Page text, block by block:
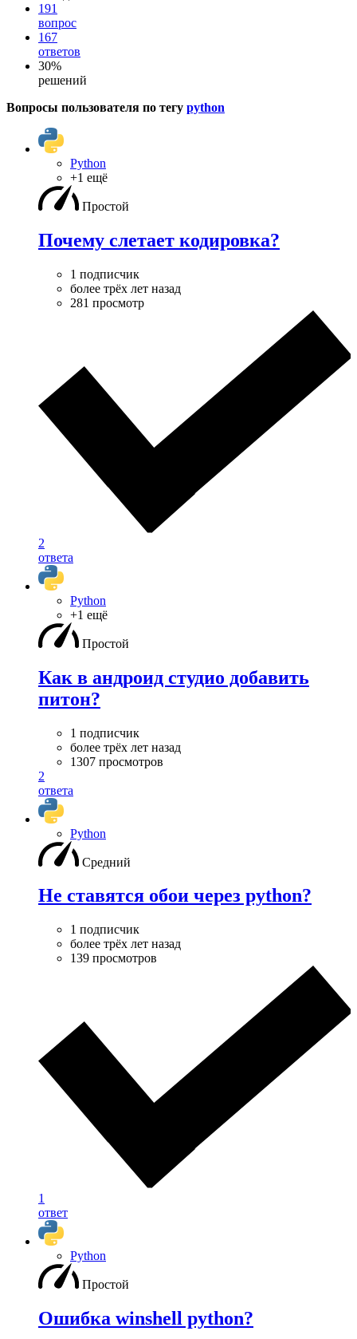
191
вопрос
167
ответов
30%
решений
Вопросы пользователя по тегу python
Python
+1 ещё
Простой
Почему слетает кодировка?
1 подписчик
более трёх лет назад
281 просмотр
2
ответа
Python
+1 ещё
Простой
Как в андроид студио добавить
питон?
1 подписчик
более трёх лет назад
1307 просмотров
2
ответа
Python
Средний
Не ставятся обои через python?
1 подписчик
более трёх лет назад
139 просмотров
1
ответ
Python
Простой
Ошибка winshell python?